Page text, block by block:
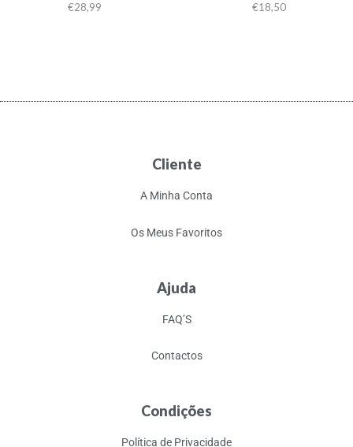
€28,99 €18,50
Cliente
A Minha Conta
Os Meus Favoritos
Ajuda
FAQ’S
Contactos
Condições
Política de Privacidade